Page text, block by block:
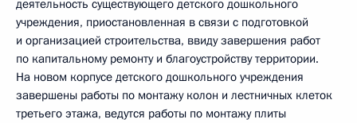
деятельность существующего детского дошкольного
учреждения, приостановленная в связи с подготовкой
и организацией строительства, ввиду завершения работ
по капитальному ремонту и благоустройству территории.
На новом корпусе детского дошкольного учреждения
завершены работы по монтажу колон и лестничных клеток
третьего этажа, ведутся работы по монтажу плиты